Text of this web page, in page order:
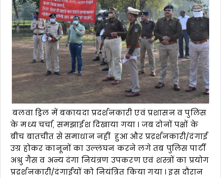
बलवा ड्रिल में बकायदा प्रदर्शनकारी एवं प्रशासन व पुलिस
के मध्य चर्चा, समझाईश दिखाया गया । जब दोनों पक्षों के
बीच बातचीत से समाधान नहीं हुआ और प्रद्रर्शनकारी/दंगाई
उग्र होकर कानूनों का उल्लंघन करने लगे तब पुलिस पार्टी
अश्रु गैस व अन्य दंगा नियंत्रण उपकरण एवं शस्त्रों का प्रयोग
प्रद्रर्शनकारी/दंगाईयों को नियंत्रित किया गया । इस दौरान